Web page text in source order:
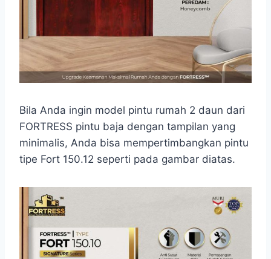
Bila Anda ingin model pintu rumah 2 daun dari
FORTRESS pintu baja dengan tampilan yang
minimalis, Anda bisa mempertimbangkan pintu
tipe Fort 150.12 seperti pada gambar diatas.